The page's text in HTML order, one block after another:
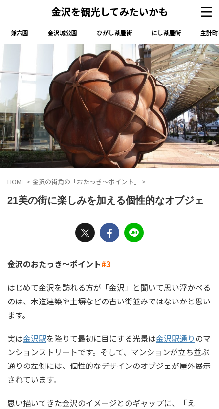
金沢を観光してみたいかも
兼六園 金沢城公園 ひがし茶屋街 にし茶屋街 主計
HOME > 金沢の街角の「おたっき～ポイント」 >
21美の街に楽しみを加える個性的なオブジェ
金沢のおたっき～ポイント#3
はじめて金沢を訪れる方が「金沢」と聞いて思い浮かべる
のは、木造建築や土塀などの古い街並みではないかと思い
ます。
実は金沢駅を降りて最初に目にする光景は金沢駅通りのマ
ンションストリートです。そして、マンションが立ち並ぶ
通りの左側には、個性的なデザインのオブジェが屋外展示
されています。
思い描いてきた金沢のイメージとのギャップに、「え